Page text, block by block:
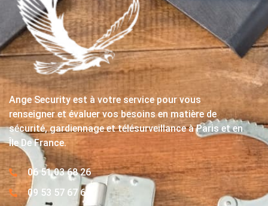
Ange Security est à votre service pour vous
renseigner et évaluer vos besoins en matière de
sécurité, gardiennage et télésurveillance à Paris et en
Île De France.
06 51 03 68 26
09 53 57 67 63